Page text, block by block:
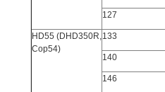
127
HD55 (DHD350R,
Cop54)
133
140
146